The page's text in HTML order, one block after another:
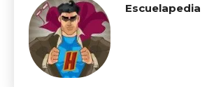
Escuelapedia